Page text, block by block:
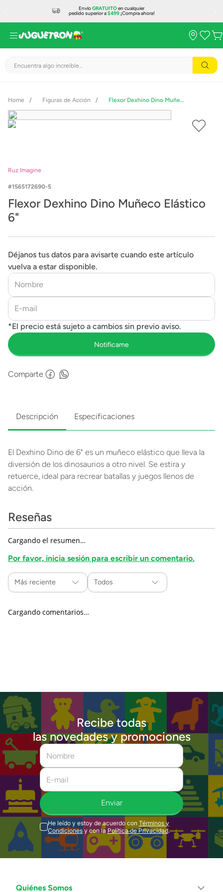
EnvíoGRATUITOen cualquier
pedido superior a$499¡Compra ahora!
Encuentra algo increíble...
Figuras de Acción Flexor Dexhino Dino Muñeco Elástico 6"
Ruz Imagine
1565172690-5
Flexor Dexhino Dino Muñeco Elástico
6"
Déjanos tus datos para avisarte cuando este artículo
vuelva a estar disponible.
Comparte
Descripción Especificaciones
El Dexhino Dino de 6" es un muñeco elástico que lleva la
diversión de los dinosaurios a otro nivel. Se estira y
retuerce, ideal para recrear batallas y juegos llenos de
acción.
Reseñas
Cargando el resumen…
Por favor, inicia sesión para escribir un comentario.
Más reciente Todos
Cargando comentarios…
Recibe todas
las novedades y promociones
Enviar
He leído y estoy de acuerdo con Términos y
Condiciones y con la Política de Privacidad.
Quiénes Somos